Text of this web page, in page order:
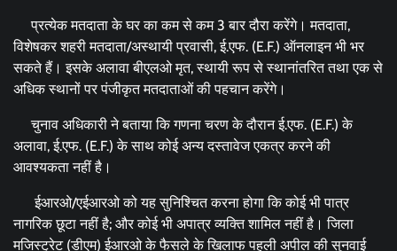
प्रत्येक मतदाता के घर का कम से कम 3 बार दौरा करेंगे। मतदाता,
विशेषकर शहरी मतदाता/अस्थायी प्रवासी, ई.एफ. (E.F.) ऑनलाइन भी भर
सकते हैं। इसके अलावा बीएलओ मृत, स्थायी रूप से स्थानांतरित तथा एक से
अधिक स्थानों पर पंजीकृत मतदाताओं की पहचान करेंगे।
चुनाव अधिकारी ने बताया कि गणना चरण के दौरान ई.एफ. (E.F.) के
अलावा, ई.एफ. (E.F.) के साथ कोई अन्य दस्तावेज एकत्र करने की
आवश्यकता नहीं है।
ईआरओ/एईआरओ को यह सुनिश्चित करना होगा कि कोई भी पात्र
नागरिक छूटा नहीं है; और कोई भी अपात्र व्यक्ति शामिल नहीं है। जिला
मजिस्ट्रेट (डीएम) ईआरओ के फैसले के खिलाफ पहली अपील की सुनवाई